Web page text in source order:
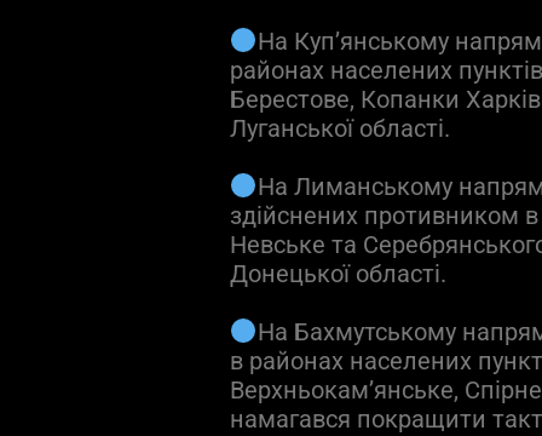
На Куп’янському
районах населених
Берестове, Копанки
Луганської області.
На Лиманському
здійснених противником
Невське та
Донецької області.
На Бахмутському
в районах населених
Верхньокам’янське,
намагався покращити